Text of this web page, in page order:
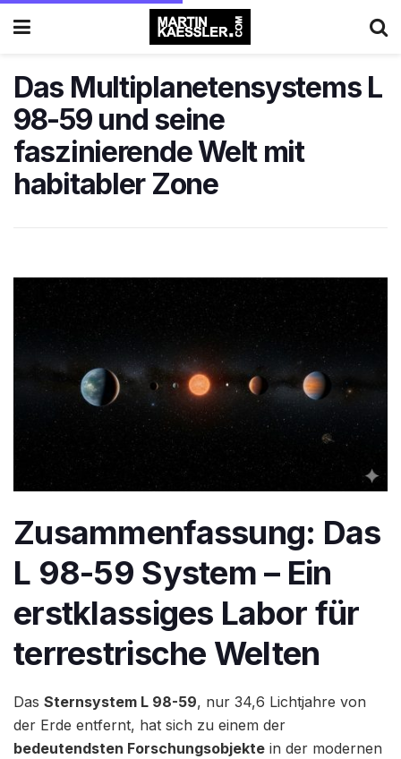
Das Multiplanetensystems L
98-59 und seine
faszinierende Welt mit
habitabler Zone
Zusammenfassung: Das
L 98-59 System – Ein
erstklassiges Labor für
terrestrische Welten
Das Sternsystem L 98-59, nur 34,6 Lichtjahre von
der Erde entfernt, hat sich zu einem der
bedeutendsten Forschungsobjekte in der modernen